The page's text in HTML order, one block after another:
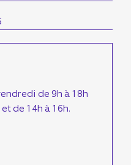
de 9h à 18h
de 14h à 16h.